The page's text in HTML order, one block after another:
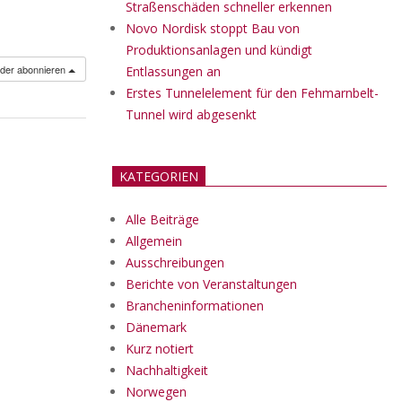
abonnieren
Straßenschäden schneller erkennen
Novo Nordisk stoppt Bau von
Produktionsanlagen und kündigt
Entlassungen an
Erstes Tunnelelement für den Fehmarnbelt-
Tunnel wird abgesenkt
KATEGORIEN
Alle Beiträge
Allgemein
Ausschreibungen
Berichte von Veranstaltungen
Brancheninformationen
Dänemark
Kurz notiert
Nachhaltigkeit
Norwegen